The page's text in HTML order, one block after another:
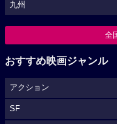
九州
全
おすすめ映画ジャンル
アクション
SF